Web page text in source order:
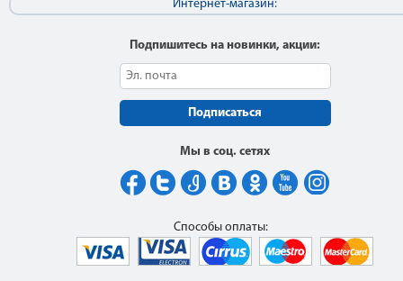
Интернет-магазин:
Подпишитесь на новинки, акции:
Подписаться
Мы в соц. сетях
Способы оплаты: